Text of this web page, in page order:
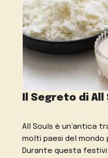
Il Segreto di All
All Souls è un’antica
molti paesi del
Durante questa